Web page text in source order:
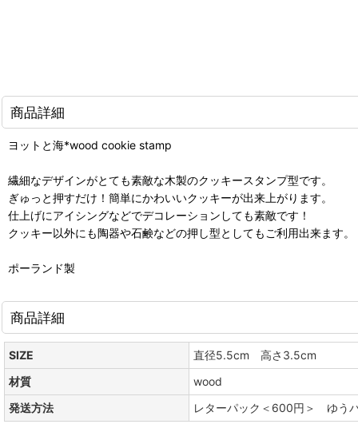
商品詳細
ヨットと海*wood cookie stamp
繊細なデザインがとても素敵な木製のクッキースタンプ型です。
ぎゅっと押すだけ！簡単にかわいいクッキーが出来上がります。
仕上げにアイシングなどでデコレーションしても素敵です！
クッキー以外にも陶器や石鹸などの押し型としてもご利用出来ます。
ポーランド製
商品詳細
SIZE
直径5.5cm 高さ3.5cm
材質
wood
発送方法
レターパック＜600円＞ ゆう